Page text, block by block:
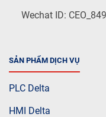
Wechat ID:
SẢN PHẨM DỊCH VỤ
PLC Delta
HMI Delta